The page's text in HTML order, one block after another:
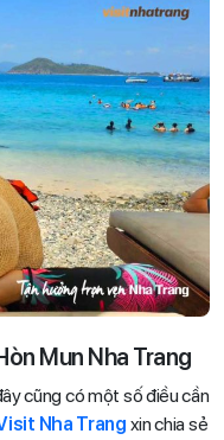
Mun Nha Trang
cũng có một số điều cần
Nha Trang xin chia sẻ